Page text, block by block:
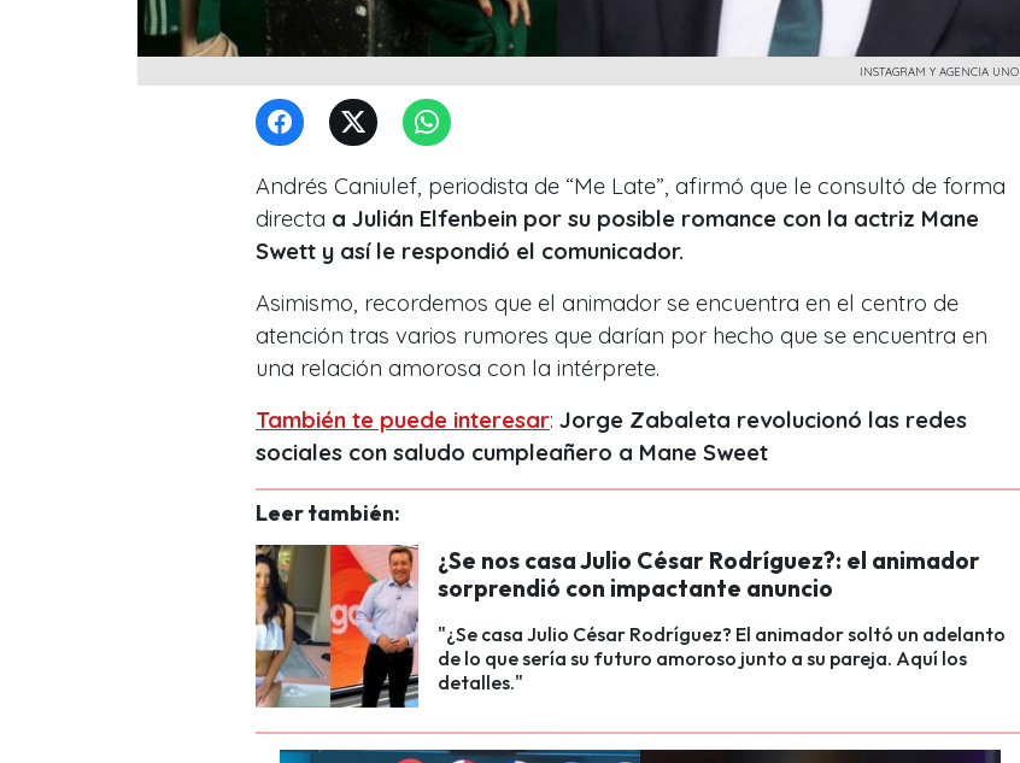
INSTAGRAM Y AGENCIA UNO
Andrés Caniulef, periodista de “Me Late”, afirmó que le consultó de forma
directa a Julián Elfenbein por su posible romance con la actriz Mane
Swett y así le respondió el comunicador.
Asimismo, recordemos que el animador se encuentra en el centro de
atención tras varios rumores que darían por hecho que se encuentra en
una relación amorosa con la intérprete.
También te puede interesar: Jorge Zabaleta revolucionó las redes
sociales con saludo cumpleañero a Mane Sweet
Leer también:
¿Se nos casa Julio César Rodríguez?: el animador
sorprendió con impactante anuncio
"¿Se casa Julio César Rodríguez? El animador soltó un adelanto
de lo que sería su futuro amoroso junto a su pareja. Aquí los
detalles."